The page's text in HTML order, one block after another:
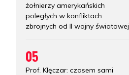
żołnierzy amerykańskich
poległych w konfliktach
zbrojnych od II wojny światowej
05
Prof. Klęczar: czasem sami